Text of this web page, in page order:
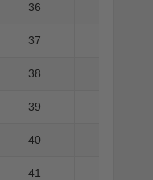
36
37
38
39
40
41